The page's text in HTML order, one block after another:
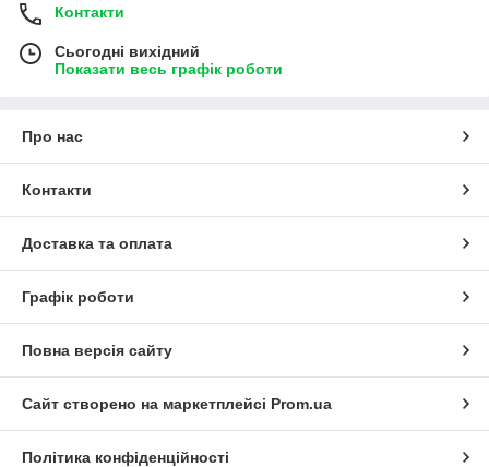
Контакти
Сьогодні вихідний
Показати весь графік роботи
Про нас
Контакти
Доставка та оплата
Графік роботи
Повна версія сайту
Сайт створено на маркетплейсі Prom.ua
Політика конфіденційності